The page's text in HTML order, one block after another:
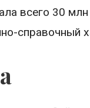
всего 30
справочный